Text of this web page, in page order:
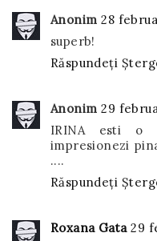
Anonim 28
superb!
Răspundeți
Anonim 29
IRINA esti o
impresionezi
....
Răspundeți
Roxana Gata 29